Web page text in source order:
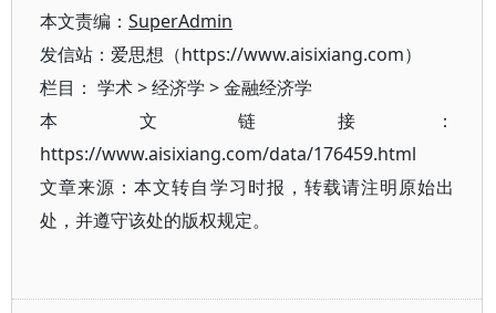
本文责编： SuperAdmin
发信站：爱思想（https://www.aisixiang.com）
栏目： 学术>经济学 >金融经济学
本文链接：
https://www.aisixiang.com/data/176459.html
文章来源：本文转自学习时报，转载请注明原始出
处，并遵守该处的版权规定。